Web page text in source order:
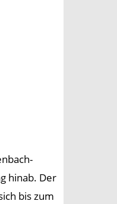
hinab. Der
bis zum